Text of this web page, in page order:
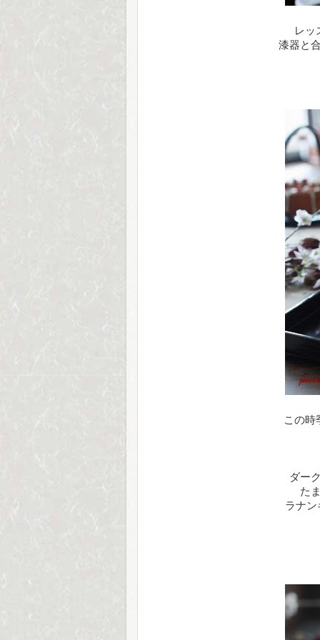
レッ
漆器と
この時
ダー
た
ラナン